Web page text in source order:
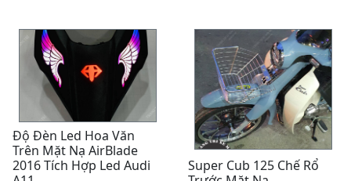
Độ Đèn Led Hoa Văn
Trên Mặt Nạ AirBlade
2016 Tích Hợp Led Audi
Super Cub 125 Chế Rổ